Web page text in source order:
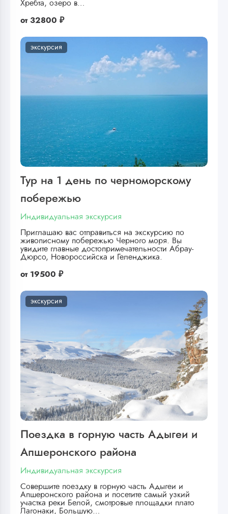
Хребта, озеро в…
от 32800 ₽
экскурсия
Тур на 1 день по черноморскому
побережью
Индивидуальная экскурсия
Приглашаю вас отправиться на экскурсию по
живописному побережью Черного моря. Вы
увидите главные достопримечательности Абрау-
Дюрсо, Новороссийска и Геленджика.
от 19500 ₽
экскурсия
Поездка в горную часть Адыгеи и
Апшеронского района
Индивидуальная экскурсия
Совершите поездку в горную часть Адыгеи и
Апшеронского района и посетите самый узкий
участка реки Белой, смотровые площадки плато
Лагонаки, Большую…